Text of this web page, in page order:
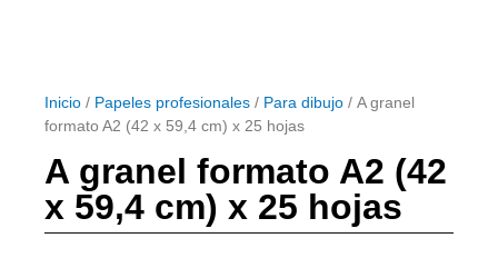
Inicio / Papeles profesionales / Para dibujo / A granel
formato A2 (42 x 59,4 cm) x 25 hojas
A granel formato A2 (42
x 59,4 cm) x 25 hojas